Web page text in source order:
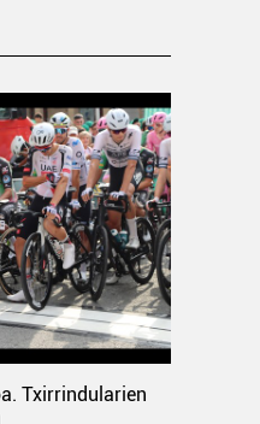
Txirrindularien